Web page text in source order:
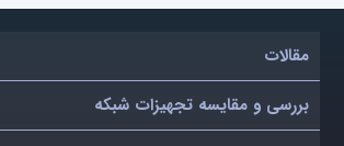
مقالات
بررسی و مقایسه تجهیزات شبکه